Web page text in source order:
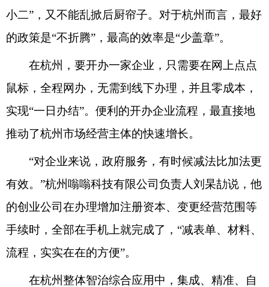
小二”，又不能乱掀后厨帘子。对于杭州而言，最好
的政策是“不折腾”，最高的效率是“少盖章”。
在杭州，要开办一家企业，只需要在网上点点
鼠标，全程网办，无需到线下办理，并且零成本，
实现“一日办结”。便利的开办企业流程，最直接地
推动了杭州市场经营主体的快速增长。
“对企业来说，政府服务，有时候减法比加法更
有效。”杭州嗡嗡科技有限公司负责人刘杲劼说，他
的创业公司在办理增加注册资本、变更经营范围等
手续时，全部在手机上就完成了，“减表单、材料、
流程，实实在在的方便”。
在杭州整体智治综合应用中，集成、精准、自